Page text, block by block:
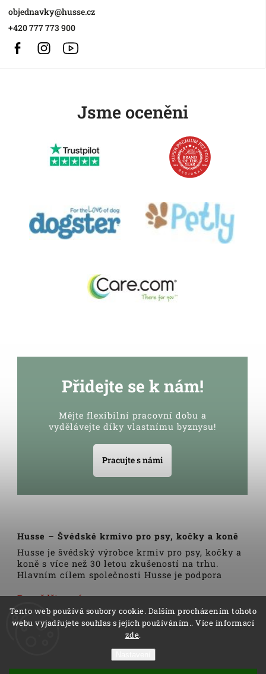
Tento web používá soubory cookie. Dalším procházením tohoto
webu vyjadřujete souhlas s jejich používáním.. Více informací
zde.
objednavky@husse.cz
+420 777 773 900
FacebookInstagram
Jsme oceněni
Přidejte se k nám!
Mějte flexibilní pracovní dobu a
vydělávejte díky vlastnímu byznysu!
Pracujte s námi
Husse – Švédské krmivo pro psy, kočky a koně
Husse je švédský výrobce krmiv pro psy, kočky a
koně s více než 30 letou zkušeností na trhu.
Hlavním cílem společnosti Husse je podpora
Veškerá krmiva, pamlsky a doplňky Husse jsou
vyrobeny pouze z nejkvalitnějších a pečlivě
vybraných surovin. Všechny produkty se vyrábí
podle tradičních skandinávských receptur a
výrobní linky podléhají trvalé veterinární
Dozvědět se více
Copyright 2026Husse. Všechna práva vyhrazena.